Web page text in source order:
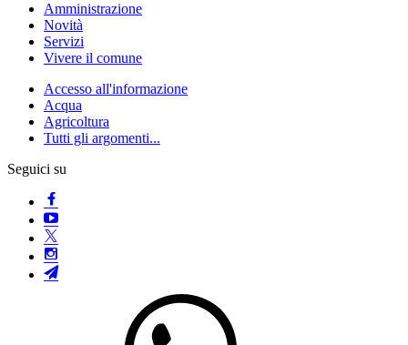
Amministrazione
Novità
Servizi
Vivere il comune
Accesso all'informazione
Acqua
Agricoltura
Tutti gli argomenti...
Seguici su